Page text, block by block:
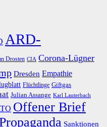
ARD-
Drosten CIA Corona-Lügner
Dresden Empathie
Flüchtlinge Giftgas
Julian Assange Karl Lauterbach
Offener Brief
Sanktionen